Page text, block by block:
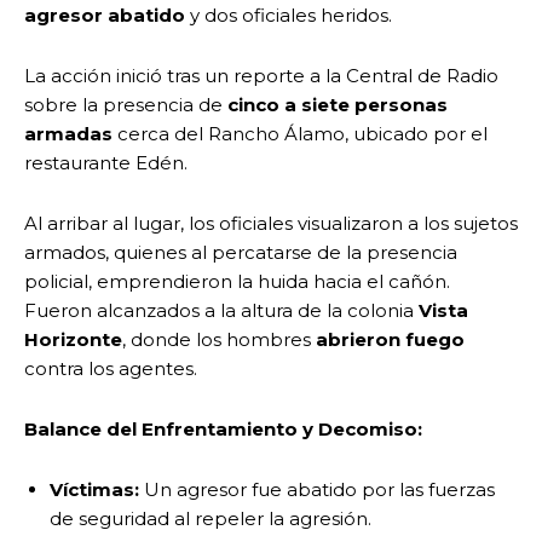
agresor abatido y dos oficiales heridos.
La acción inició tras un reporte a la Central de Radio
sobre la presencia de cinco a siete personas
armadas cerca del Rancho Álamo, ubicado por el
restaurante Edén.
Al arribar al lugar, los oficiales visualizaron a los sujetos
armados, quienes al percatarse de la presencia
policial, emprendieron la huida hacia el cañón.
Fueron alcanzados a la altura de la colonia Vista
Horizonte, donde los hombres abrieron fuego
contra los agentes.
Balance del Enfrentamiento y Decomiso:
Víctimas: Un agresor fue abatido por las fuerzas
de seguridad al repeler la agresión.